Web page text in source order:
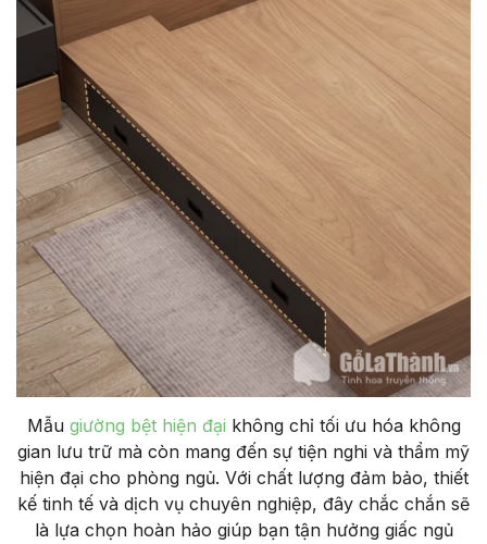
Mẫu giường bệt hiện đại không chỉ tối ưu hóa không
gian lưu trữ mà còn mang đến sự tiện nghi và thẩm mỹ
hiện đại cho phòng ngủ. Với chất lượng đảm bảo, thiết
kế tinh tế và dịch vụ chuyên nghiệp, đây chắc chắn sẽ
là lựa chọn hoàn hảo giúp bạn tận hưởng giấc ngủ